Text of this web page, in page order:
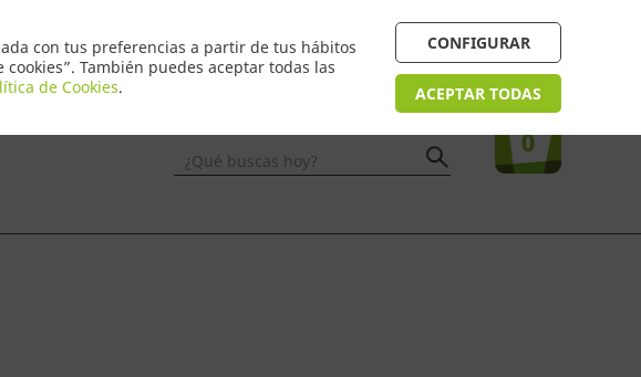
con tus preferencias a partir de tus hábitos
También puedes aceptar todas las
de Cookies.
CONFIGURAR
ACEPTAR TODAS
¿Necesitas ayuda? FAQ
Tu compra
0
¿Qué buscas hoy?